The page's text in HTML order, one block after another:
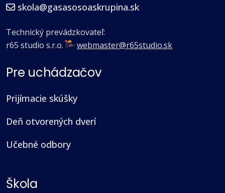
skola@gasasosoaskrupina.sk
Technický prevádzkovateľ:
r65 studio s.r.o.
· webmaster@r65studio.sk
Pre uchádzačov
Prijímacie skúšky
Deň otvorených dverí
Učebné odbory
Škola